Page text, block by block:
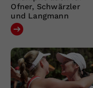
Ofner, Schwärzler
und Langmann